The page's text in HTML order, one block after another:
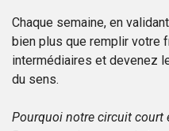
Chaque semaine, en
bien plus que remplir votre
intermédiaires et devenez
du sens.
Pourquoi notre circuit court